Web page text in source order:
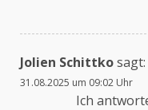
Jolien Schittkosagt:
Das „Echte-
31.08.2025 um 09:02 Uhr
Ich